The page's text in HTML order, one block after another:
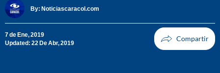
By: Noticiascaracol.com
7 de Ene, 2019
Updated: 22 De Abr, 2019